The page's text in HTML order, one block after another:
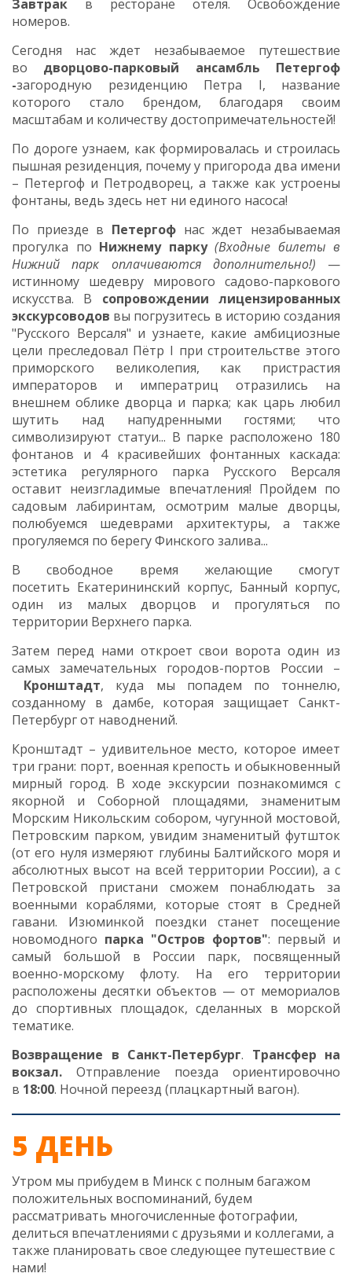
Завтрак в ресторане отеля. Освобождение
номеров.
Сегодня нас ждет незабываемое путешествие
во дворцово-парковый ансамбль Петергоф
-загородную резиденцию Петра I, название
которого стало брендом, благодаря своим
масштабам и количеству достопримечательностей!
По дороге узнаем, как формировалась и строилась
пышная резиденция, почему у пригорода два имени
– Петергоф и Петродворец, а также как устроены
фонтаны, ведь здесь нет ни единого насоса!
По приезде в Петергоф нас ждет незабываемая
прогулка по Нижнему парку (Входные билеты в
Нижний парк оплачиваются дополнительно!) —
истинному шедевру мирового садово-паркового
искусства. В сопровождении лицензированных
экскурсоводов вы погрузитесь в историю создания
"Русского Версаля" и узнаете, какие амбициозные
цели преследовал Пётр I при строительстве этого
приморского великолепия, как пристрастия
императоров и императриц отразились на
внешнем облике дворца и парка; как царь любил
шутить над напудренными гостями; что
символизируют статуи... В парке расположено 180
фонтанов и 4 красивейших фонтанных каскада:
эстетика регулярного парка Русского Версаля
оставит неизгладимые впечатления! Пройдем по
садовым лабиринтам, осмотрим малые дворцы,
полюбуемся шедеврами архитектуры, а также
прогуляемся по берегу Финского залива...
В свободное время желающие смогут
посетить Екатерининский корпус, Банный корпус,
один из малых дворцов и прогуляться по
территории Верхнего парка.
Затем перед нами откроет свои ворота один из
самых замечательных городов-портов России –
Кронштадт, куда мы попадем по тоннелю,
созданному в дамбе, которая защищает Санкт-
Петербург от наводнений.
Кронштадт – удивительное место, которое имеет
три грани: порт, военная крепость и обыкновенный
мирный город. В ходе экскурсии познакомимся с
якорной и Соборной площадями, знаменитым
Морским Никольским собором, чугунной мостовой,
Петровским парком, увидим знаменитый футшток
(от его нуля измеряют глубины Балтийского моря и
абсолютных высот на всей территории России), а с
Петровской пристани сможем понаблюдать за
военными кораблями, которые стоят в Средней
гавани. Изюминкой поездки станет посещение
новомодного парка "Остров фортов": первый и
самый большой в России парк, посвященный
военно-морскому флоту. На его территории
расположены десятки объектов — от мемориалов
до спортивных площадок, сделанных в морской
тематике.
Возвращение в Санкт-Петербург. Трансфер на
вокзал. Отправление поезда ориентировочно
в 18:00. Ночной переезд (плацкартный вагон).
5 ДЕНЬ
Утром мы прибудем в Минск с полным багажом
положительных воспоминаний, будем
рассматривать многочисленные фотографии,
делиться впечатлениями с друзьями и коллегами, а
также планировать свое следующее путешествие с
нами!